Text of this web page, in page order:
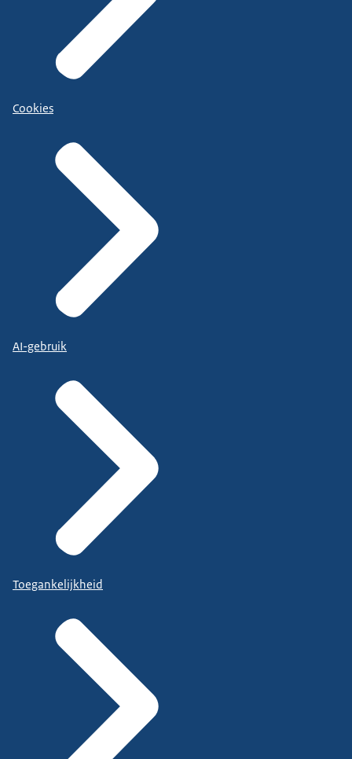
Cookies
AI-gebruik
Toegankelijkheid